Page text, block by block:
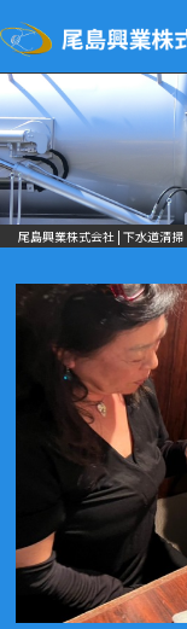
尾島興業株式会社 | 下水道清